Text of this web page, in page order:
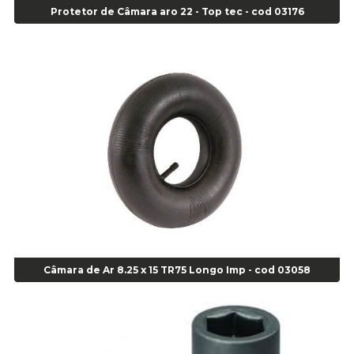
Alicate de Pressão Corneta (Cód. 01780)
Alicate para Anéis Externos Bico Reto - Gedore A2 - Cod 00894
Alicate para Anéis Externos com Bico Curvo - Gedore A21 - Cod 00895
Alicate para Anéis Internos Bico Curvo - Gedore J21 - Cod 00893
Alicate para Anéis Tipo Trava Câmbio 8134 Gedore - Cod 02008
Alicate para Balanceamento - Cod 03078
Alicate para trava de cambio 398 11" - Corneta - Cod 03113
Alicate Universal - Cod 01718
Alicate Universal 8" Gedore - Cod 00133
Anel Centralizador Fiat 4 pçs - Amarelo - Cod 00517
Anel Centralizador Ford 4pçs - Verde - Cod 00518
Anel Centralizador Honda 4 pçs - Vermelho - Cod 01465
Anel Centralizador Peugeot 4pçs - Branco - Cod 01466
Protetor de Câmara aro 22 - Top tec - cod 03176
Câmara de Ar 8.25 x 15 TR75 Longo Imp - cod 03058